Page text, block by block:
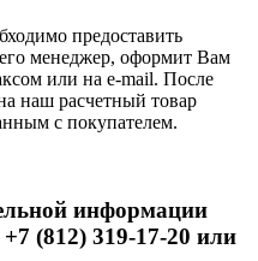
предоставить
менеджер, оформит Вам
или на e-mail. После
наш расчетный товар
с покупателем.
информации
(812) 319-17-20 или